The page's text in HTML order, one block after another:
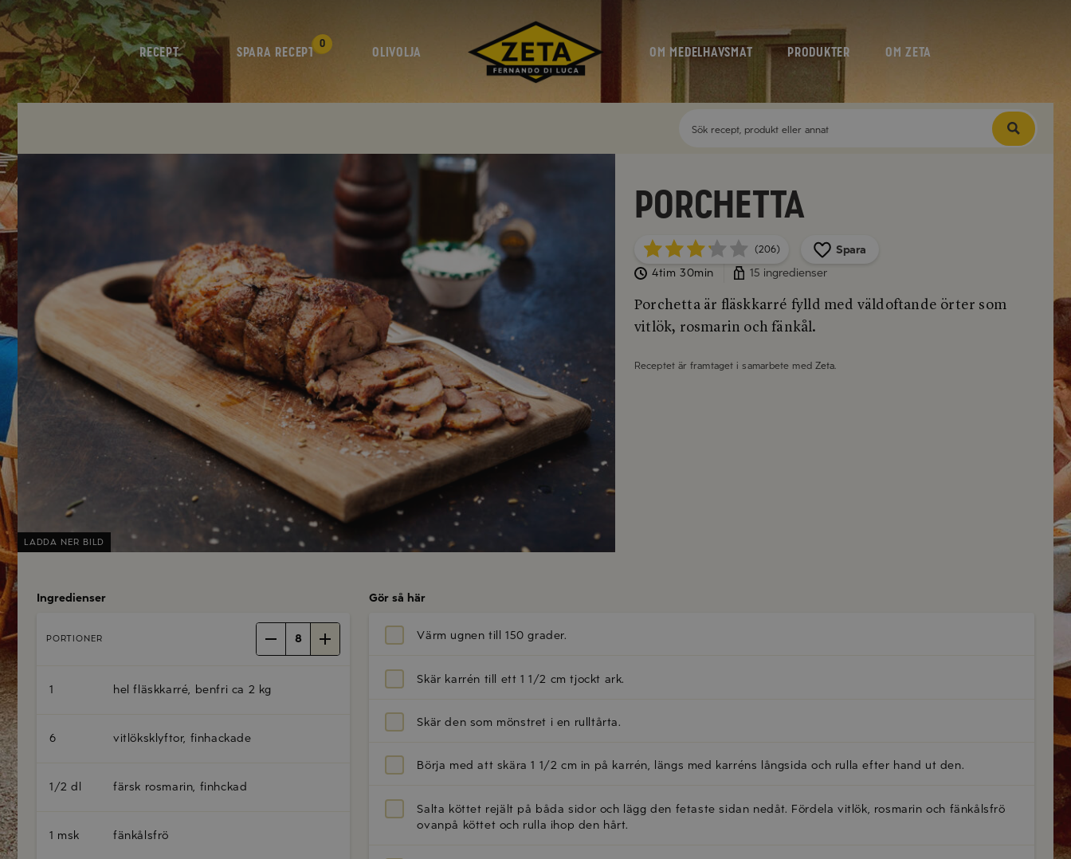
RECEPT SPARA RECEPT
0
OLIVOLJA OM MEDELHAVSMAT PRODUKTER OM ZETA
LADDA NER BILD
Porchetta
(206)
Spara
4tim 30min
15 ingredienser
Porchetta är fläskkarré fylld med väldoftande örter som
vitlök, rosmarin och fänkål.
Receptet är framtaget i samarbete med Zeta.
Ingredienser
PORTIONER 8
1 hel fläskkarré, benfri ca 2 kg
6 vitlöksklyftor, finhackade
1/2 dl färsk rosmarin, finhckad
1 msk fänkålsfrö
Gör så här
Värm ugnen till 150 grader.
Skär karrén till ett 1 1/2 cm tjockt ark.
Skär den som mönstret i en rulltårta.
Börja med att skära 1 1/2 cm in på karrén, längs med karréns långsida och rulla efter hand ut den.
Salta köttet rejält på båda sidor och lägg den fetaste sidan nedåt. Fördela vitlök, rosmarin och fänkålsfrö
ovanpå köttet och rulla ihop den hårt.